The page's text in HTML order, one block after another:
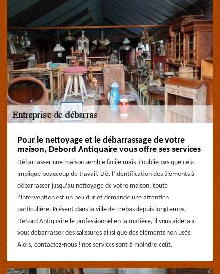
Pour le nettoyage et le débarrassage de votre
maison, Debord Antiquaire vous offre ses services
Débarrasser une maison semble facile mais n’oublie pas que cela
implique beaucoup de travail. Dès l’identification des éléments à
débarrasser jusqu’au nettoyage de votre maison, toute
l’intervention est un peu dur et demande une attention
particulière. Présent dans la ville de Trebas depuis longtemps,
Debord Antiquaire le professionnel en la matière, il vous aidera à
vous débarrasser des salissures ainsi que des éléments non usés.
Alors, contactez-nous ! nos services sont à moindre coût.